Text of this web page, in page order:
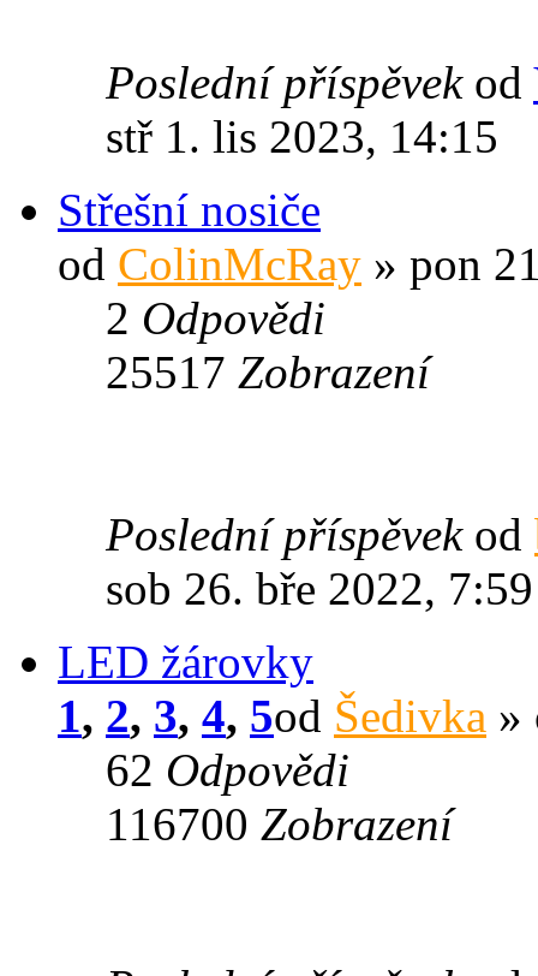
Poslední příspěvek od
stř 1. lis 2023, 14:15
Střešní nosiče
od ColinMcRay » pon
2 Odpovědi
25517 Zobrazení
Poslední příspěvek od
sob 26. bře 2022, 7:59
LED žárovky
1, 2, 3, 4, 5od Šedivka »
62 Odpovědi
116700 Zobrazení